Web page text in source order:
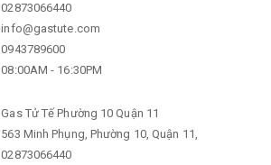
02873066440
info@gastute.com
0943789600
08:00AM - 16:30PM
Gas Tử Tế Phường 10 Quận 11
563 Minh Phụng, Phường 10, Quận 11,
02873066440